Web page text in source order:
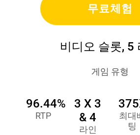
무료체험
비디오 슬롯, 5
게임 유형
96.44%
RTP
3 X 3
& 4
라인
최대
팅